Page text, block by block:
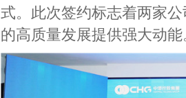
式。此次签约标志着两家
的高质量发展提供强大动能